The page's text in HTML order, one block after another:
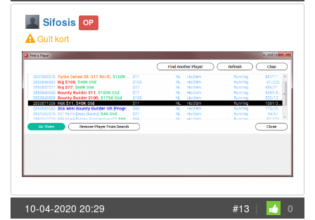
Sifosis OP
Gult kort
10-04-2020 20:29 #13 | 0